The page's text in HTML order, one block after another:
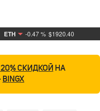
ETH -0.47 % $1920.40
20% СКИДКОЙ НА
BINGX